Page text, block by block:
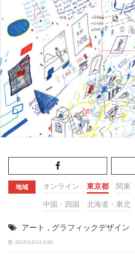
地域 オンライン 東京都 関東
中国・四国 北海道・東北
アート , グラフィックデザイン
2015/12/14 0:00